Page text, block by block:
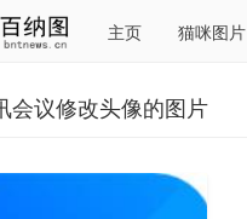
主页 猫咪图片
会议修改头像的图片